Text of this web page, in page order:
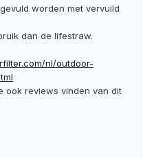
worden met vervuild
dan de lifestraw.
nl/outdoor-
ook reviews vinden van dit